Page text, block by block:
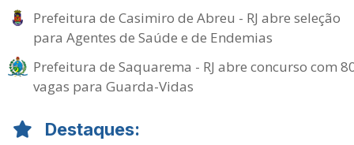
Prefeitura de Casimiro de Abreu - RJ abre seleção
para Agentes de Saúde e de Endemias
Prefeitura de Saquarema - RJ abre concurso com
vagas para Guarda-Vidas
Destaques: